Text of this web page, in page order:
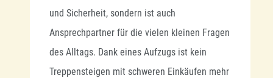
und Sicherheit, sondern ist auch
Ansprechpartner für die vielen kleinen Fragen
des Alltags. Dank eines Aufzugs ist kein
Treppensteigen mit schweren Einkäufen mehr